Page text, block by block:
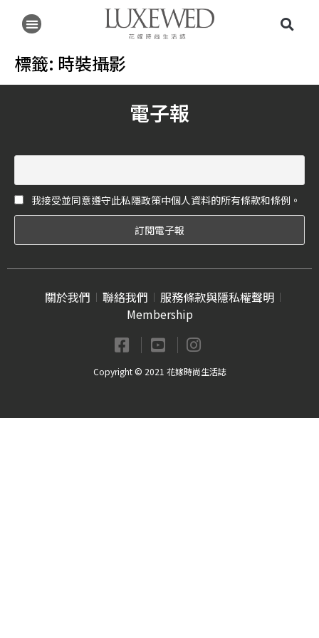
標籤: 時裝攝影
電子報
我接受並同意遵守此私隱政策中個人資料的所有條款和條例。
關於我們 聯絡我們
服務條款與隱私權聲明
Membership
Copyright © 2021 花嫁時尚生活誌